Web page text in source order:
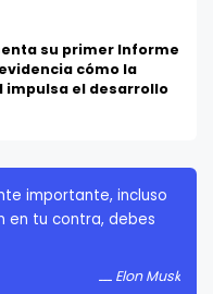
su primer Informe
cómo la
impulsa el desarrollo
No debes
obligado a rendirte.